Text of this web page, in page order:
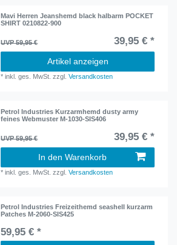
Mavi Herren Jeanshemd black halbarm POCKET
SHIRT 0210822-900
UVP 59,95 € 39,95 € *
Artikel anzeigen
*inkl. ges. MwSt. zzgl.Versandkosten
Petrol Industries Kurzarmhemd dusty army
feines Webmuster M-1030-SIS406
UVP 59,95 € 39,95 € *
In den Warenkorb
*inkl. ges. MwSt. zzgl.Versandkosten
Petrol Industries Freizeithemd seashell kurzarm
Patches M-2060-SIS425
59,95 € *